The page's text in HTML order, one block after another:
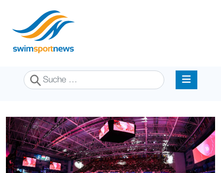
Suchen